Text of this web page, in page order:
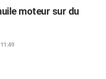
moteur sur du